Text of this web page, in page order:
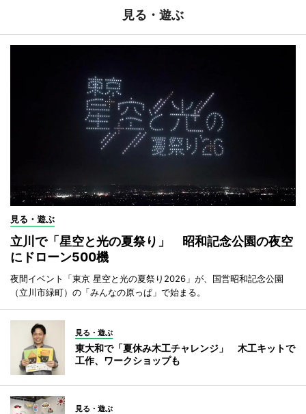
見る・遊ぶ
見る・遊ぶ
立川で「星空と光の夏祭り」 昭和記念公園の夜空
にドローン500機
夜間イベント「東京 星空と光の夏祭り2026」が、国営昭和記念公園
（立川市緑町）の「みんなの原っぱ」で始まる。
見る・遊ぶ
東大和で「夏休み木工チャレンジ」 木工キットで
工作、ワークショップも
見る・遊ぶ